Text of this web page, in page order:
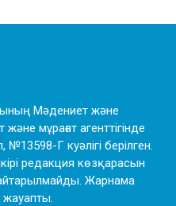
Мәдениет және
мұрағат агенттігінде
Г куәлігі берілген.
редакция көзқарасын
Жарнама